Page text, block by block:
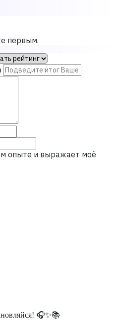
первым.
опыте и выражает моё
🎧✨📚